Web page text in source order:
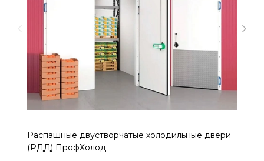
Распашные двустворчатые холодильные двери
(РДД) ПрофХолод